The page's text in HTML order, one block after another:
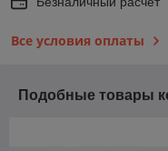
Все условия оплаты
Подобные товары